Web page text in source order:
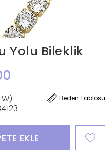
Yolu Bileklik
Beden Tablosu